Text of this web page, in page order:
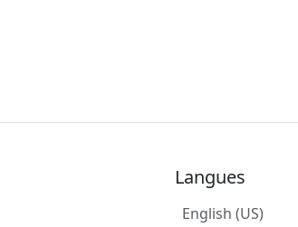
Langues
English (US)